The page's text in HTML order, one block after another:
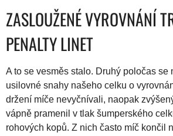
ZASLOUŽENÉ VYROVNÁNÍ
PENALTY LINET
A to se vesměs stalo. Druhý poločas se
usilovné snahy našeho celku o
držení míče nevyčnívali, naopak
vápně pramenil v tlak šumperského
rohových kopů. Z nich často míč končil